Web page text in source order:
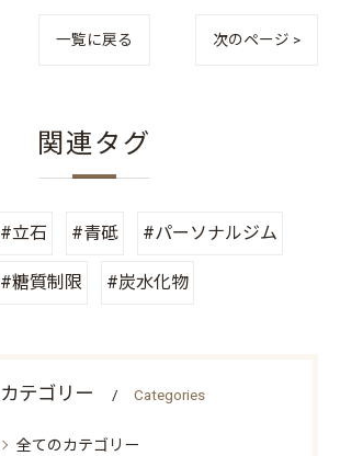
一覧に戻る 次のページ >
関連タグ
#立石 #青砥 #パーソナルジム
#糖質制限 #炭水化物
カテゴリー Categories
全てのカテゴリー